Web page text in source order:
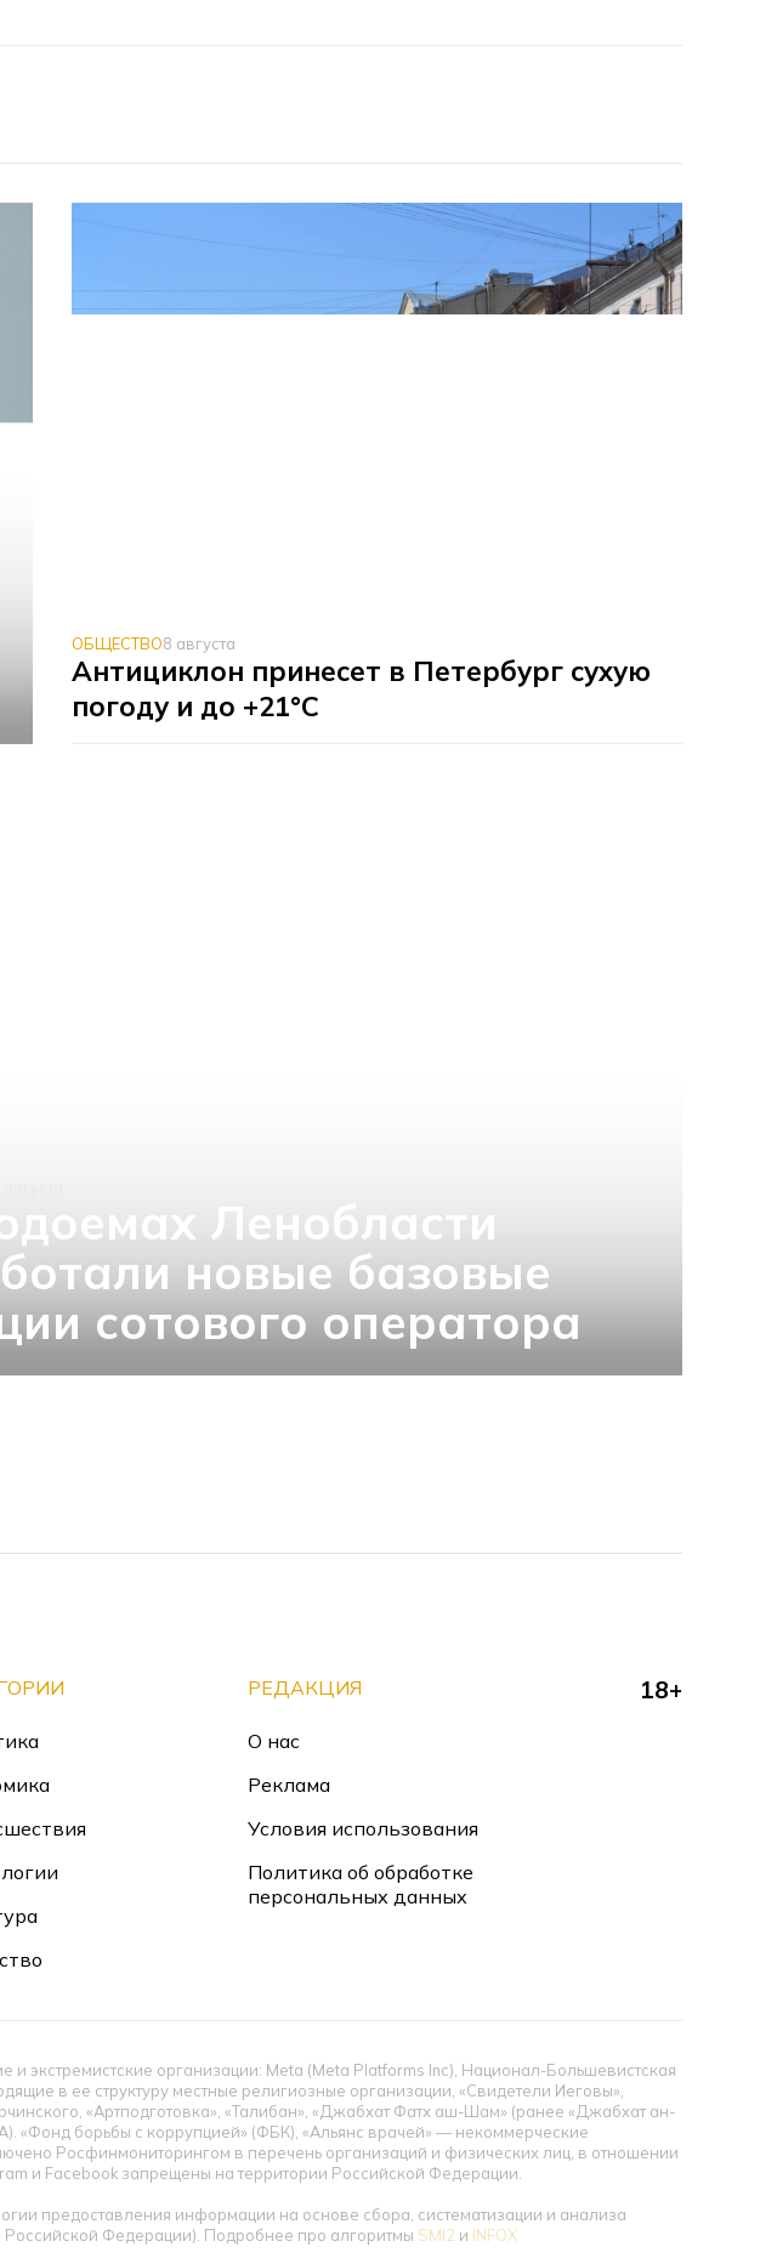
ОБЩЕСТВО8 августа
Антициклон принесет в Петербург сухую
погоду и до +21°C
Ленобласти
новые базовые
сотового оператора
РЕДАКЦИЯ
О нас
Реклама
Условия использования
Политика об обработке
персональных данных
18+
экстремистские организации: Meta (Meta Platforms Inc), Национал-Большевистская
в ее структуру местные религиозные организации, «Свидетели Иеговы»,
«Артподготовка», «Талибан», «Джабхат Фатх аш-Шам» (ранее «Джабхат ан-
«Фонд борьбы с коррупцией» (ФБК), «Альянс врачей» — некоммерческие
Росфинмониторингом в перечень организаций и физических лиц, в отношении
и Facebook запрещены на территории Российской Федерации.
предоставления информации на основе сбора, систематизации и анализа
Российской Федерации). Подробнее про алгоритмы SMI2 и INFOX